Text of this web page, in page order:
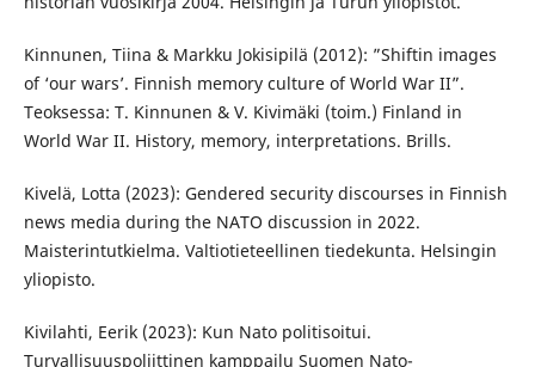
Kinnunen, Tiina & Markku Jokisipilä (2012): ”Shiftin images
of ‘our wars’. Finnish memory culture of World War II”.
Teoksessa: T. Kinnunen & V. Kivimäki (toim.) Finland in
World War II. History, memory, interpretations. Brills.
Kivelä, Lotta (2023): Gendered security discourses in Finnish
news media during the NATO discussion in 2022.
Maisterintutkielma. Valtiotieteellinen tiedekunta. Helsingin
yliopisto.
Kivilahti, Eerik (2023): Kun Nato politisoitui.
Turvallisuuspoliittinen kamppailu Suomen Nato-